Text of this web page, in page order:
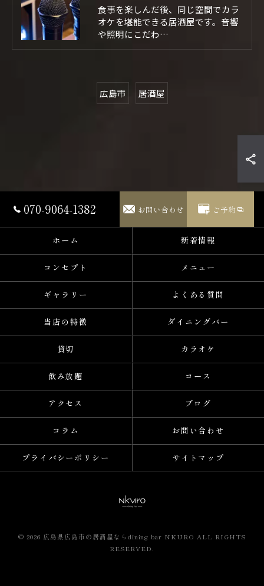
食事を楽しんだ後、同じ空間でカラ
オケを堪能できる居酒屋です。音響
や照明にこだわ…
広島市 居酒屋
070-9064-1382 お問い合わせ ご予約
ホーム 新着情報
コンセプト メニュー
ギャラリー よくある質問
当店の特徴 ダイニングバー
貸切 カラオケ
飲み放題 コース
アクセス ブログ
コラム お問い合わせ
プライバシーポリシー サイトマップ
© 2026 広島県広島市の居酒屋ならdining bar NKURO ALL RIGHTS
RESERVED.